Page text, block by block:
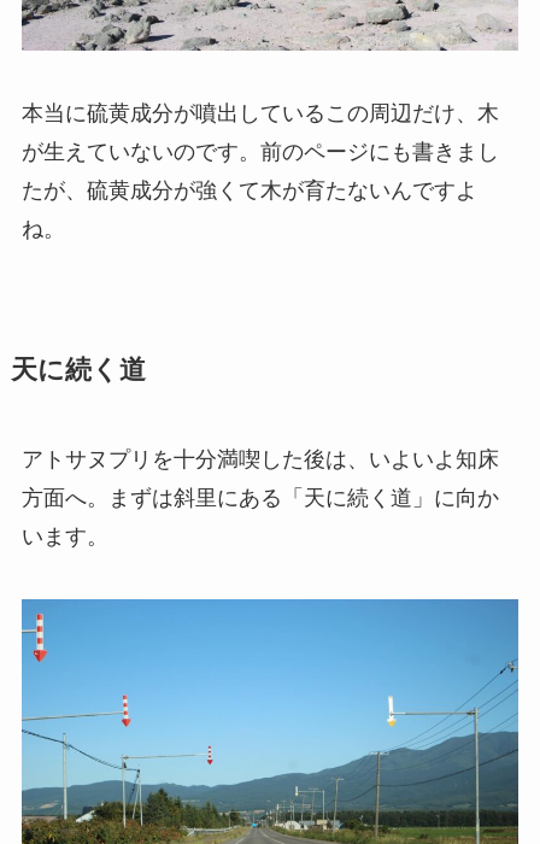
本当に硫黄成分が噴出しているこの周辺だけ、木
が生えていないのです。前のページにも書きまし
たが、硫黄成分が強くて木が育たないんですよ
ね。
天に続く道
アトサヌプリを十分満喫した後は、いよいよ知床
方面へ。まずは斜里にある「天に続く道」に向か
います。